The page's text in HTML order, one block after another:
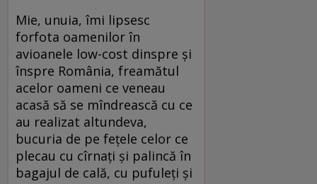
Mie, unuia, îmi lipsesc
forfota oamenilor în
avioanele low-cost dinspre și
înspre România, freamătul
acelor oameni ce veneau
acasă să se mîndrească cu ce
au realizat altundeva,
bucuria de pe fețele celor ce
plecau cu cîrnați și palincă în
bagajul de cală, cu pufuleți și